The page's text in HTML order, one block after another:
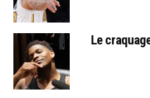
Le